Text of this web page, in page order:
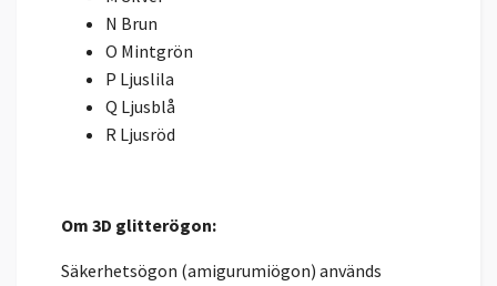
N Brun
O Mintgrön
P Ljuslila
Q Ljusblå
R Ljusröd
Om 3D glitterögon:
Säkerhetsögon (amigurumiögon) används